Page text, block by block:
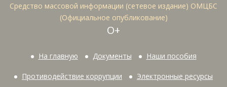
Средство массовой информации (сетевое издание) ОМЦБС
(Официальное опубликование)
О+
На главную Документы Наши пособия
Противодействие коррупции Электронные ресурсы